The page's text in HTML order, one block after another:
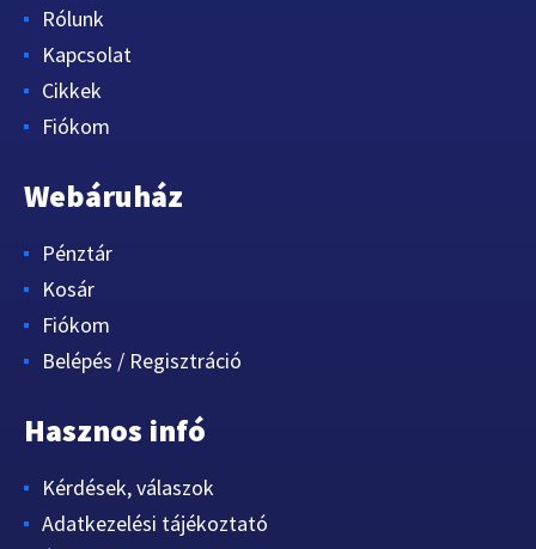
Rólunk
Kapcsolat
Cikkek
Fiókom
Webáruház
Pénztár
Kosár
Fiókom
Belépés / Regisztráció
Hasznos infó
Kérdések, válaszok
Adatkezelési tájékoztató